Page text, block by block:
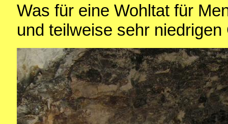
Was für eine Wohltat für
und teilweise sehr